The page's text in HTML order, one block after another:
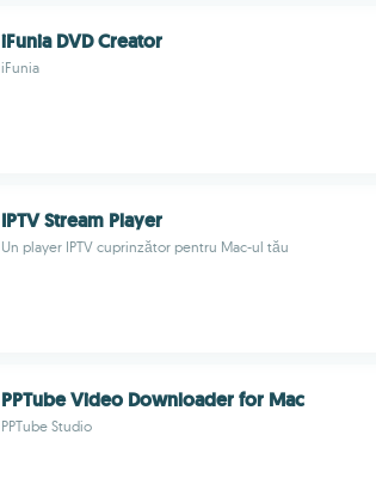
iFunia DVD Creator
iFunia
IPTV Stream Player
Un player IPTV cuprinzător pentru Mac-ul tău
PPTube Video Downloader for Mac
PPTube Studio